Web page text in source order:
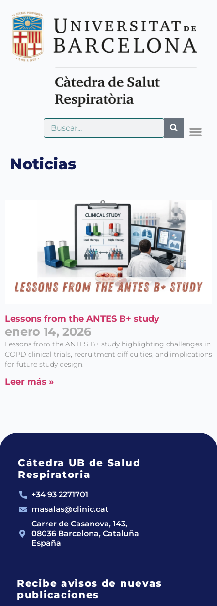
Noticias
Lessons from the ANTES B+ study
enero 14, 2026
Lessons from the ANTES B+ study highlighting challenges in
COPD clinical trials, recruitment difficulties, and implications
for future study design.
Leer más »
Cátedra UB de Salud
Respiratoria
+34 93 2271701
masalas@clinic.cat
Carrer de Casanova, 143,
08036 Barcelona, Cataluña
España
Recibe avisos de nuevas
publicaciones